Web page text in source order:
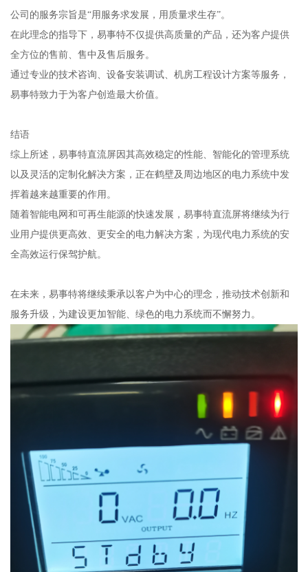
公司的服务宗旨是“用服务求发展，用质量求生存”。
在此理念的指导下，易事特不仅提供高质量的产品，还为客户提供
全方位的售前、售中及售后服务。
通过专业的技术咨询、设备安装调试、机房工程设计方案等服务，
易事特致力于为客户创造最大价值。
结语
综上所述，易事特直流屏因其高效稳定的性能、智能化的管理系统
以及灵活的定制化解决方案，正在鹤壁及周边地区的电力系统中发
挥着越来越重要的作用。
随着智能电网和可再生能源的快速发展，易事特直流屏将继续为行
业用户提供更高效、更安全的电力解决方案，为现代电力系统的安
全高效运行保驾护航。
在未来，易事特将继续秉承以客户为中心的理念，推动技术创新和
服务升级，为建设更加智能、绿色的电力系统而不懈努力。